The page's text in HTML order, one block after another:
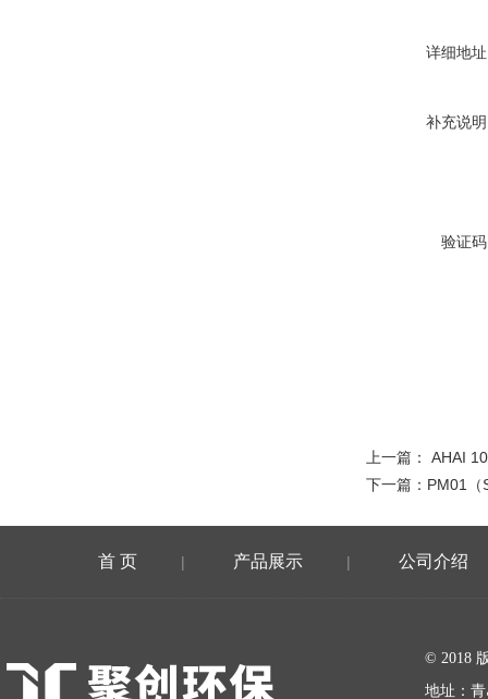
详细地
补充说
验证
上一篇： AHAI
下一篇： PM01（
首 页 | 产品展示 | 公司介绍
© 2018
地址：